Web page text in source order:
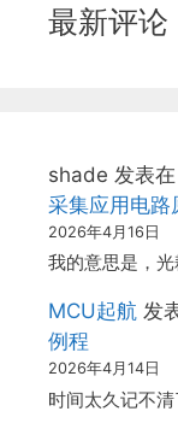
最新评论
shade 发表在
采集应用电路
2026年4月16日
我的意思是，
MCU起航 发
例程
2026年4月14日
时间太久记不